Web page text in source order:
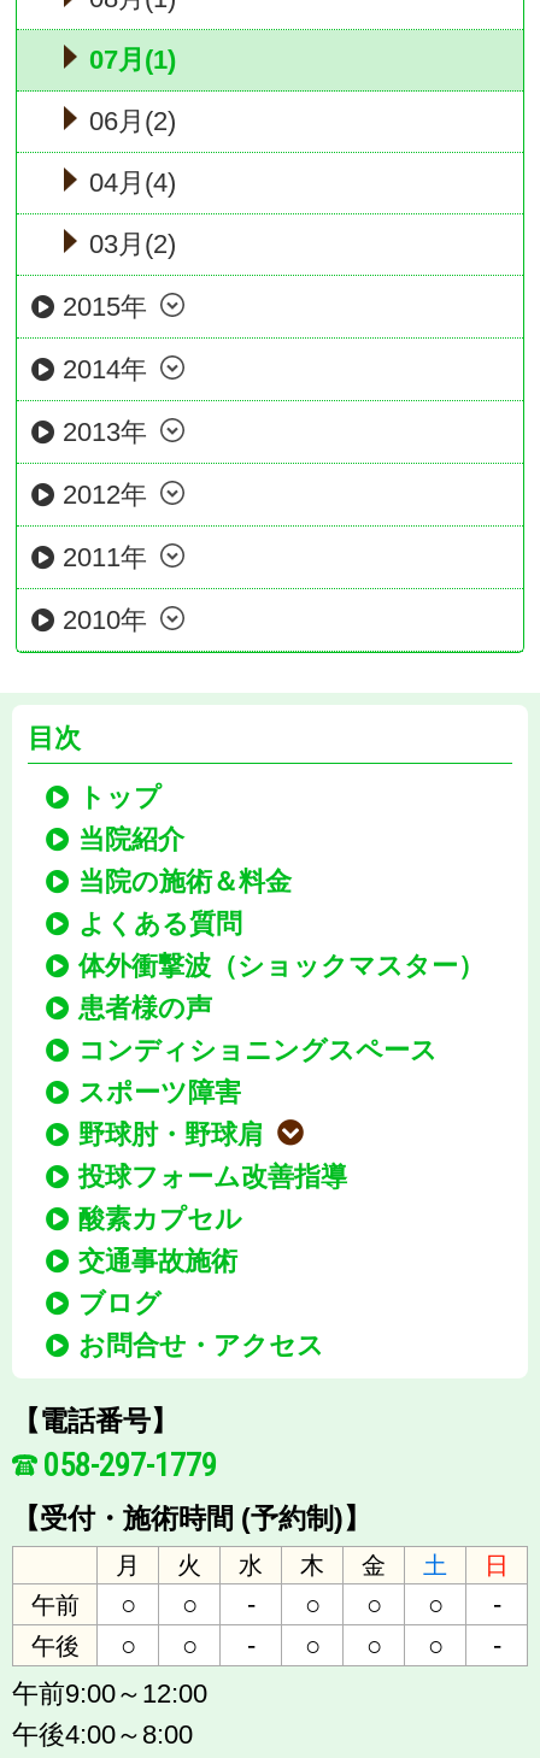
07月(1)
06月(2)
04月(4)
03月(2)
2015年
2014年
2013年
2012年
2011年
2010年
目次
トップ
当院紹介
当院の施術＆料金
よくある質問
体外衝撃波（ショックマスター）
患者様の声
コンディショニングスペース
スポーツ障害
野球肘・野球肩
投球フォーム改善指導
酸素カプセル
交通事故施術
ブログ
お問合せ・アクセス
【電話番号】
058-297-1779
【受付・施術時間 (予約制)】
月 火 水 木 金 土
日
午前
○ ○ - ○ ○ ○ -
午後 ○ ○ - ○ ○ ○
-
午前9:00～12:00
午後4:00～8:00